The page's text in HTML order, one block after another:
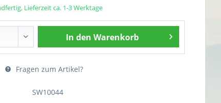
Lieferzeit ca. 1-3 Werktage
In den Warenkorb
Fragen zum Artikel?
SW10044